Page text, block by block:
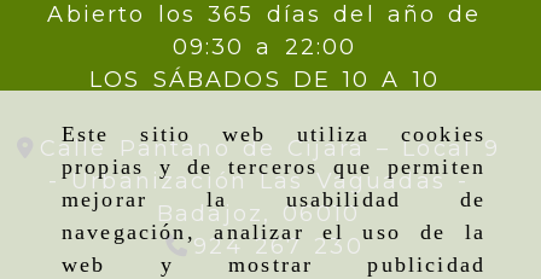
Este sitio web utiliza cookies
propias y de terceros que permiten
mejorar la usabilidad de
navegación, analizar el uso de la
web y mostrar publicidad
Abierto los 365 días del año de
09:30 a 22:00
LOS SÁBADOS DE 10 A 10
Calle Pantano de Cijara – Local 9
- Urbanización Las Vaguadas -
Badajoz, 06010
924 267 230